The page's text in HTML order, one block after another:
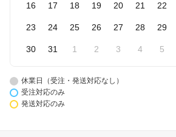
16 17 18 19 20 21 22
23 24 25 26 27 28 29
30 31 1 2 3 4 5
休業日（受注・発送対応なし）
受注対応のみ
発送対応のみ